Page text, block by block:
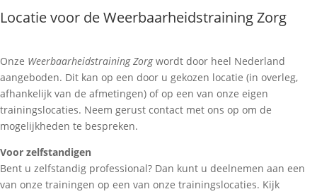
Locatie voor de Weerbaarheidstraining Zorg
Onze Weerbaarheidstraining Zorgwordt door heel Nederland
aangeboden. Dit kan op een door u gekozen locatie (in overleg,
afhankelijk van de afmetingen) of op een van onze eigen
trainingslocaties. Neem gerust contact met ons op om de
mogelijkheden te bespreken.
Voor zelfstandigen
Bent u zelfstandig professional? Dan kunt u deelnemen aan een
van onze trainingen op een van onze trainingslocaties. Kijk